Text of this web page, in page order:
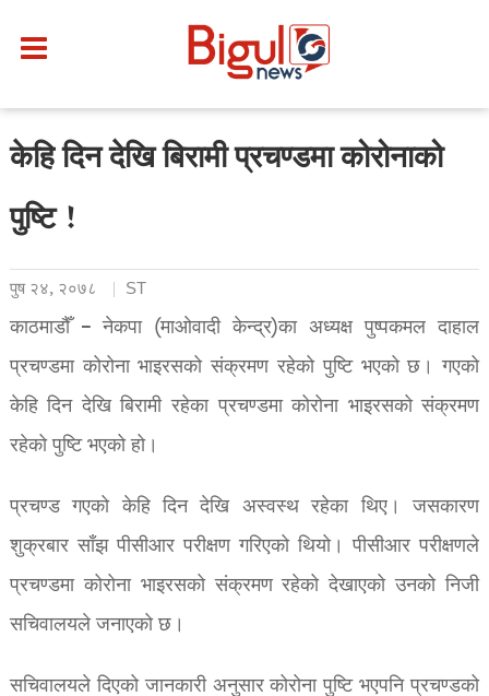
केहि दिन देखि बिरामी प्रचण्डमा कोरोनाको
पुष्टि !
पुष २४, २०७८ ST
काठमाडौँ – नेकपा (माओवादी केन्द्र)का अध्यक्ष पुष्पकमल दाहाल
प्रचण्डमा कोरोना भाइरसको संक्रमण रहेको पुष्टि भएको छ। गएको
केहि दिन देखि बिरामी रहेका प्रचण्डमा कोरोना भाइरसको संक्रमण
रहेको पुष्टि भएको हो।
प्रचण्ड गएको केहि दिन देखि अस्वस्थ रहेका थिए। जसकारण
शुक्रबार साँझ पीसीआर परीक्षण गरिएको थियो। पीसीआर परीक्षणले
प्रचण्डमा कोरोना भाइरसको संक्रमण रहेको देखाएको उनको निजी
सचिवालयले जनाएको छ।
सचिवालयले दिएको जानकारी अनुसार कोरोना पुष्टि भएपनि प्रचण्डको